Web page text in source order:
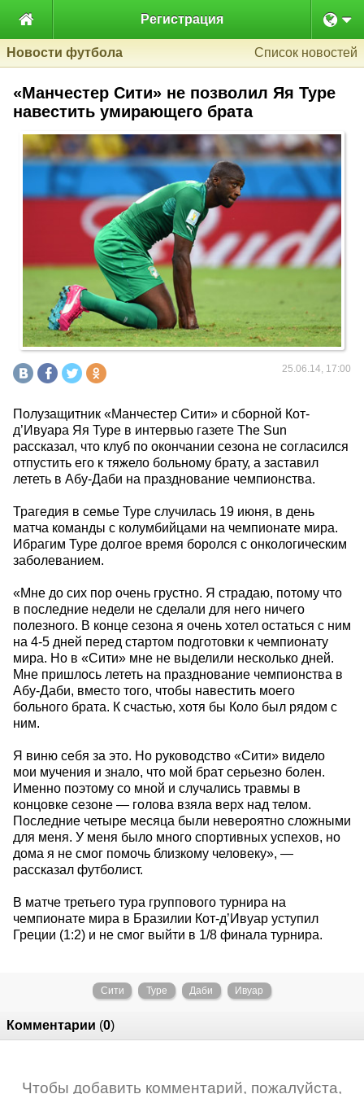
 Регистрация
Новости футбола Список новостей
«Манчестер Сити» не позволил Яя Туре
навестить умирающего брата
25.06.14, 17:00
Полузащитник «Манчестер Сити» и сборной Кот-
д’Ивуара Яя Туре в интервью газете The Sun
рассказал, что клуб по окончании сезона не согласился
отпустить его к тяжело больному брату, а заставил
лететь в Абу-Даби на празднование чемпионства.
Трагедия в семье Туре случилась 19 июня, в день
матча команды с колумбийцами на чемпионате мира.
Ибрагим Туре долгое время боролся с онкологическим
заболеванием.
«Мне до сих пор очень грустно. Я страдаю, потому что
в последние недели не сделали для него ничего
полезного. В конце сезона я очень хотел остаться с ним
на 4-5 дней перед стартом подготовки к чемпионату
мира. Но в «Сити» мне не выделили несколько дней.
Мне пришлось лететь на празднование чемпионства в
Абу-Даби, вместо того, чтобы навестить моего
больного брата. К счастью, хотя бы Коло был рядом с
ним.
Я виню себя за это. Но руководство «Сити» видело
мои мучения и знало, что мой брат серьезно болен.
Именно поэтому со мной и случались травмы в
концовке сезоне — голова взяла верх над телом.
Последние четыре месяца были невероятно сложными
для меня. У меня было много спортивных успехов, но
дома я не смог помочь близкому человеку», —
рассказал футболист.
В матче третьего тура группового турнира на
чемпионате мира в Бразилии Кот-д’Ивуар уступил
Греции (1:2) и не смог выйти в 1/8 финала турнира.
Сити Туре Даби Ивуар
Комментарии (0)
Чтобы добавить комментарий, пожалуйста,